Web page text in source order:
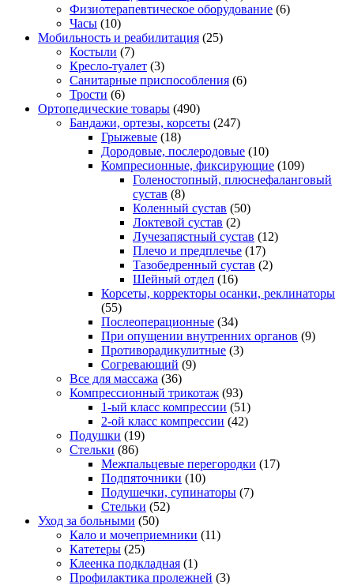
Физиотерапевтическое оборудование (6)
Часы (10)
Мобильность и реабилитация (25)
Костыли (7)
Кресло-туалет (3)
Санитарные приспособления (6)
Трости (6)
Ортопедические товары (490)
Бандажи, ортезы, корсеты (247)
Грыжевые (18)
Дородовые, послеродовые (10)
Компресионные, фиксирующие (109)
Голеностопный, плюснефаланговый
сустав (8)
Коленный сустав (50)
Локтевой сустав (2)
Лучезапястный сустав (12)
Плечо и предплечье (17)
Тазобедренный сустав (2)
Шейный отдел (16)
Корсеты, корректоры осанки, реклинаторы
(55)
Послеоперационные (34)
При опущении внутренних органов (9)
Противорадикулитные (3)
Согревающий (9)
Все для массажа (36)
Компрессионный трикотаж (93)
1-ый класс компрессии (51)
2-ой класс компрессии (42)
Подушки (19)
Стельки (86)
Межпальцевые перегородки (17)
Подпяточники (10)
Подушечки, супинаторы (7)
Стельки (52)
Уход за больными (50)
Кало и мочеприемники (11)
Катетеры (25)
Клеенка подкладная (1)
Профилактика пролежней (3)